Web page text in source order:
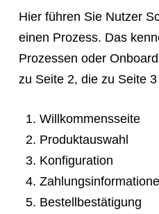
Hier führen Sie Nutzer
einen Prozess. Das
Prozessen oder
zu Seite 2, die zu Seite
Willkommensseite
Produktauswahl
Konfiguration
Bestellbestätigung